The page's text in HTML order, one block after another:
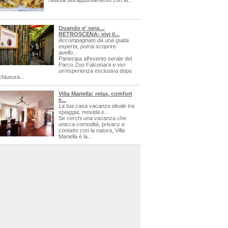
Quando e' sera…
RETROSCENA: vivi il...
Accompagnato da una guida
esperta, potrai scoprire
quello...
Partecipa all'evento serale del
Parco Zoo Falconara e vivi
un'esperienza esclusiva dopo
Villa Mariella: relax, comfort
e...
La tua casa vacanze ideale tra
spiaggia, movida e...
Se cerchi una vacanza che
unisca comodità, privacy e
contatto con la natura, Villa
Mariella è la...